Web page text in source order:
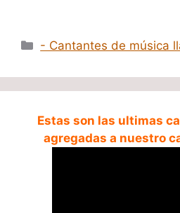
Categorías
- Cantantes de música
Estas son las ultimas
agregadas a nuestro